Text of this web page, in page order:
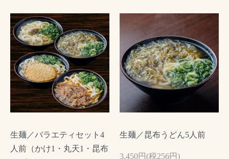
生麺／バラエティセット4
人前（かけ1・丸天1・昆布
生麺／昆布うどん5人前
3,450円(税256円)